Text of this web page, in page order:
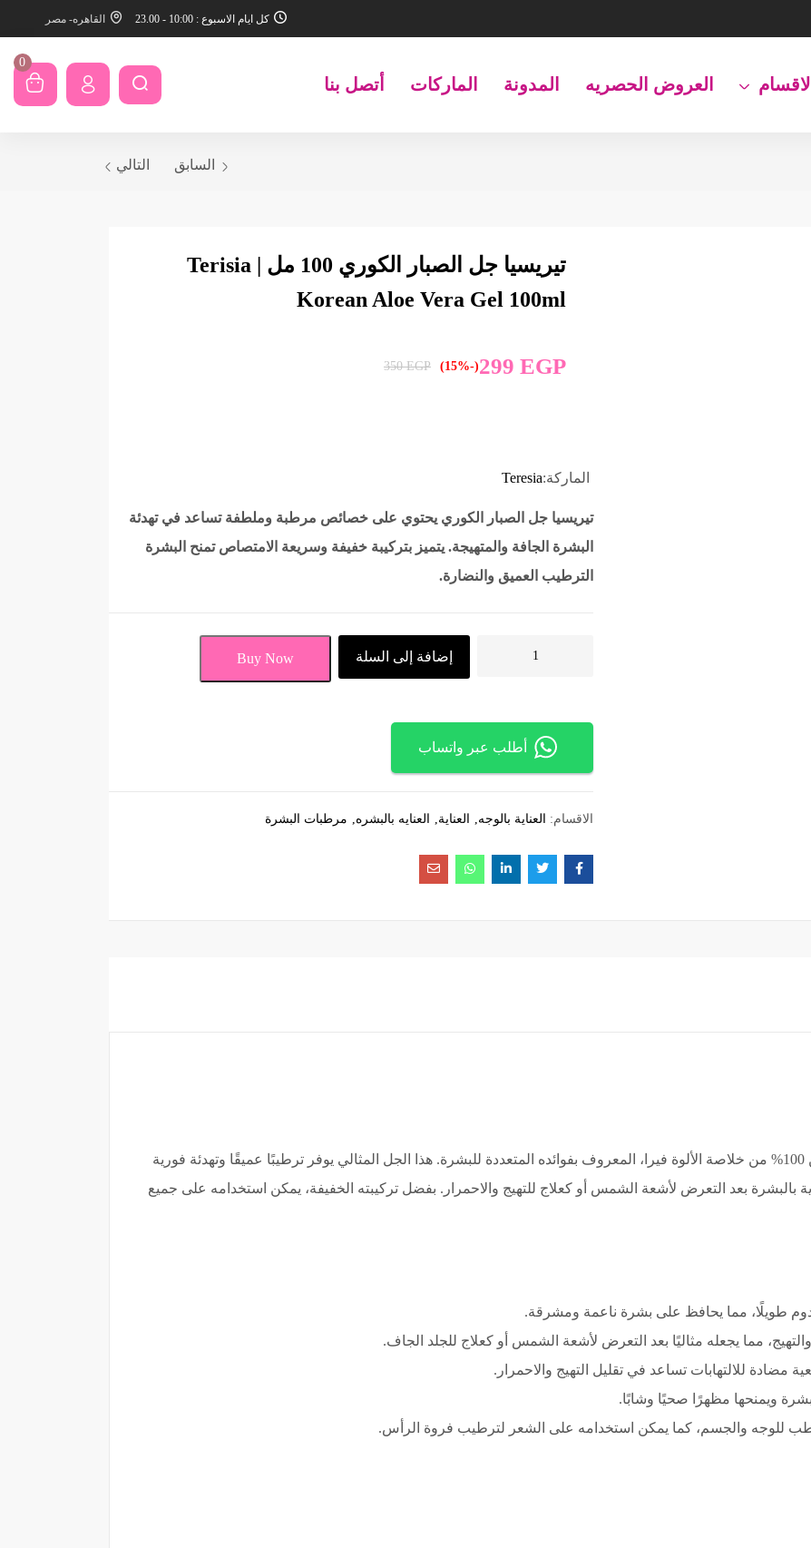
كل ايام الاسبوع : 10:00 - 23.00 القاهره- مصر
الاقسام العروض الحصريه المدونة الماركات أتصل بنا
0
السابق التالي
تيريسيا جل الصبار الكوري 100 مل | Terisia
Korean Aloe Vera Gel 100ml
299 EGP
(-15%)
350EGP
الماركة:Teresia
تيريسيا جل الصبار الكوري يحتوي على خصائص مرطبة وملطفة تساعد في تهدئة
البشرة الجافة والمتهيجة. يتميز بتركيبة خفيفة وسريعة الامتصاص تمنح البشرة
الترطيب العميق والنضارة.
إضافة إلى السلة Buy Now
أطلب عبر واتساب
الاقسام: العناية بالوجه العناية العنايه بالبشره مرطبات البشرة
هو منتج طبيعي مصنوع من 100% من خلاصة الألوة فيرا، المعروف بفوائده المتعددة للبشرة. هذا الجل المثالي يوفر ترطيبًا عميقًا وتهدئة فورية
بالبشرة بعد التعرض لأشعة الشمس أو كعلاج للتهيج والاحمرار. بفضل تركيبته الخفيفة، يمكن استخدامه على جميع
طويلًا، مما يحافظ على بشرة ناعمة ومشرقة.
مما يجعله مثاليًا بعد التعرض لأشعة الشمس أو كعلاج للجلد الجاف.
للالتهابات تساعد في تقليل التهيج والاحمرار.
ويمنحها مظهرًا صحيًا وشابًا.
للوجه والجسم، كما يمكن استخدامه على الشعر لترطيب فروة الرأس.